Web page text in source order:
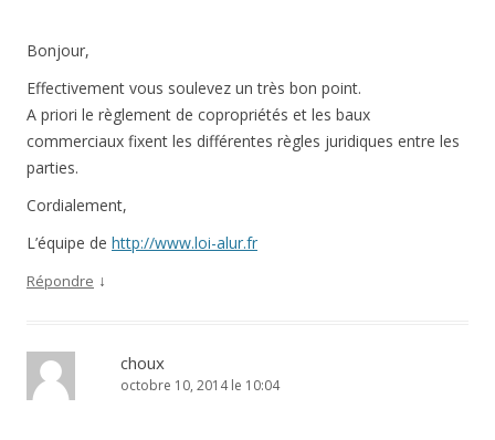
Bonjour,
Effectivement vous soulevez un très bon point.
A priori le règlement de copropriétés et les baux
commerciaux fixent les différentes règles juridiques entre les
parties.
Cordialement,
L’équipe de http://www.loi-alur.fr
Répondre ↓
choux
octobre 10, 2014 le 10:04